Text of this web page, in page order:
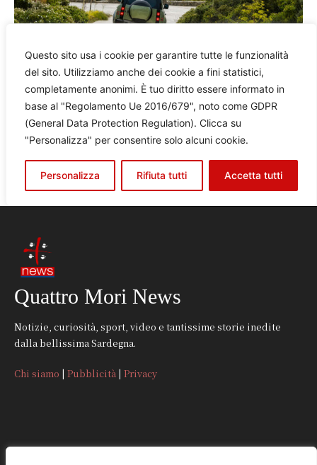
Quattro Mori News
Notizie, curiosità, sport, video e tantissime storie inedite
dalla bellissima Sardegna.
Chi siamo | Pubblicità | Privacy